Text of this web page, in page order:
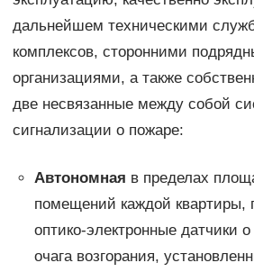
дальнейшем техническими
комплексов, сторонними
организациями, а также
две несвязанные между собой
сигнализации о пожаре:
Автономная в пределах
помещений каждой
оптико-электронные датчики
очага возгорания,